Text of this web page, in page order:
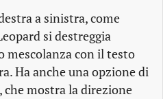
a sinistra, come
si destreggia
mescolanza con il testo
Ha anche una opzione di
che mostra la direzione